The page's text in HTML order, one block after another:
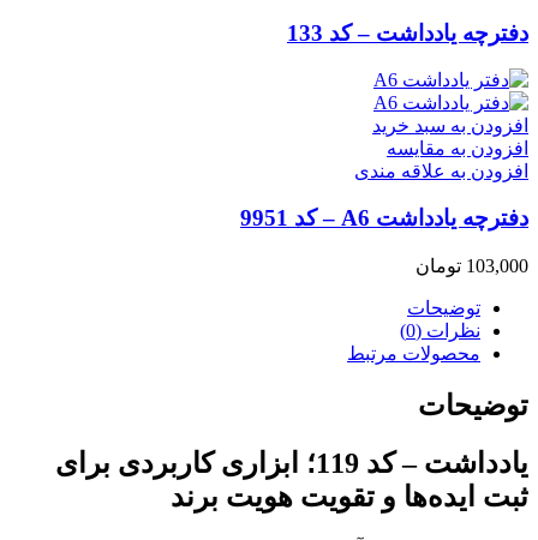
دفترچه یادداشت – کد 133
افزودن به سبد خرید
افزودن به مقایسه
افزودن به علاقه مندی
دفترچه یادداشت A6 – کد 9951
103,000 تومان
توضیحات
نظرات (0)
محصولات مرتبط
توضیحات
یادداشت – کد 119؛ ابزاری کاربردی برای
ثبت ایده‌ها و تقویت هویت برند